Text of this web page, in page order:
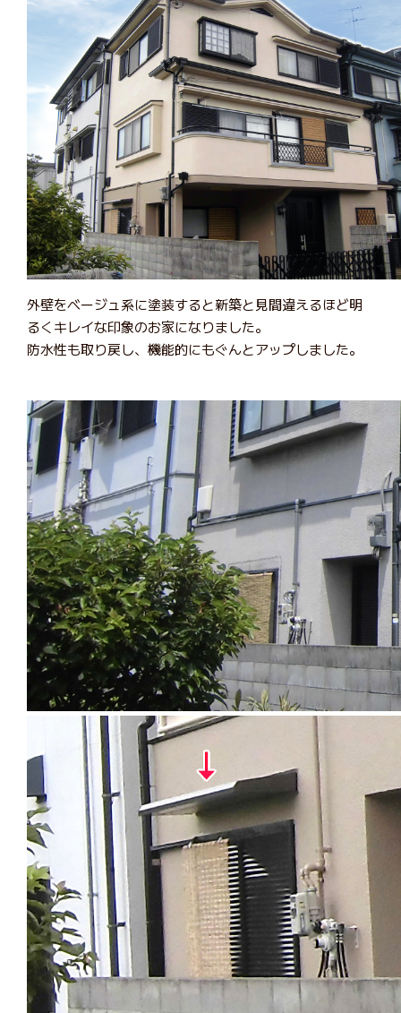
外壁をベージュ系に塗装すると新築と見間違えるほど明
るくキレイな印象のお家になりました。
防水性も取り戻し、機能的にもぐんとアップしました。